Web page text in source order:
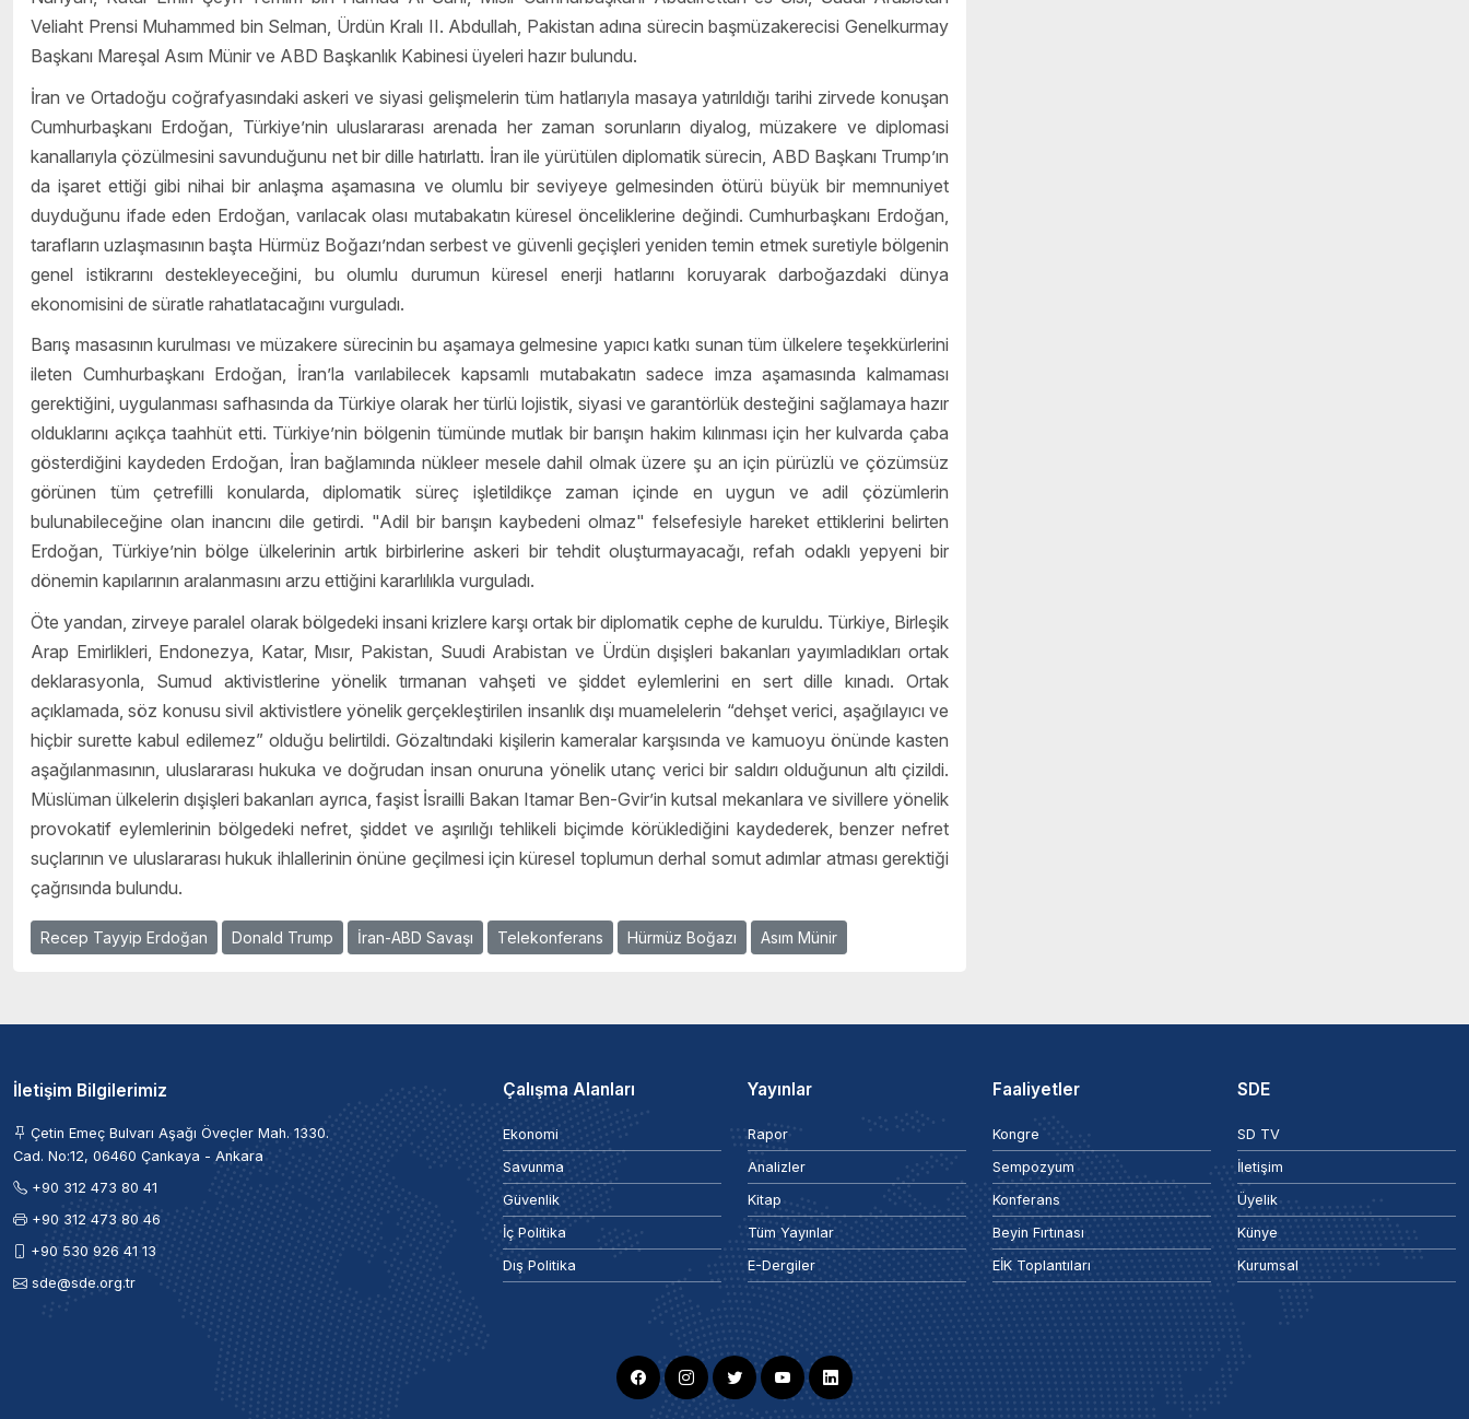
Veliaht Prensi Muhammed bin Selman, Ürdün Kralı II. Abdullah, Pakistan adına sürecin başmüzakerecisi Genelkurmay
Başkanı Mareşal Asım Münir ve ABD Başkanlık Kabinesi üyeleri hazır bulundu.
İran ve Ortadoğu coğrafyasındaki askeri ve siyasi gelişmelerin tüm hatlarıyla masaya yatırıldığı tarihi zirvede konuşan
Cumhurbaşkanı Erdoğan, Türkiye’nin uluslararası arenada her zaman sorunların diyalog, müzakere ve diplomasi
kanallarıyla çözülmesini savunduğunu net bir dille hatırlattı. İran ile yürütülen diplomatik sürecin, ABD Başkanı Trump’ın
da işaret ettiği gibi nihai bir anlaşma aşamasına ve olumlu bir seviyeye gelmesinden ötürü büyük bir memnuniyet
duyduğunu ifade eden Erdoğan, varılacak olası mutabakatın küresel önceliklerine değindi. Cumhurbaşkanı Erdoğan,
tarafların uzlaşmasının başta Hürmüz Boğazı’ndan serbest ve güvenli geçişleri yeniden temin etmek suretiyle bölgenin
genel istikrarını destekleyeceğini, bu olumlu durumun küresel enerji hatlarını koruyarak darboğazdaki dünya
ekonomisini de süratle rahatlatacağını vurguladı.
Barış masasının kurulması ve müzakere sürecinin bu aşamaya gelmesine yapıcı katkı sunan tüm ülkelere teşekkürlerini
ileten Cumhurbaşkanı Erdoğan, İran’la varılabilecek kapsamlı mutabakatın sadece imza aşamasında kalmaması
gerektiğini, uygulanması safhasında da Türkiye olarak her türlü lojistik, siyasi ve garantörlük desteğini sağlamaya hazır
olduklarını açıkça taahhüt etti. Türkiye’nin bölgenin tümünde mutlak bir barışın hakim kılınması için her kulvarda çaba
gösterdiğini kaydeden Erdoğan, İran bağlamında nükleer mesele dahil olmak üzere şu an için pürüzlü ve çözümsüz
görünen tüm çetrefilli konularda, diplomatik süreç işletildikçe zaman içinde en uygun ve adil çözümlerin
bulunabileceğine olan inancını dile getirdi. "Adil bir barışın kaybedeni olmaz" felsefesiyle hareket ettiklerini belirten
Erdoğan, Türkiye’nin bölge ülkelerinin artık birbirlerine askeri bir tehdit oluşturmayacağı, refah odaklı yepyeni bir
dönemin kapılarının aralanmasını arzu ettiğini kararlılıkla vurguladı.
Öte yandan, zirveye paralel olarak bölgedeki insani krizlere karşı ortak bir diplomatik cephe de kuruldu. Türkiye, Birleşik
Arap Emirlikleri, Endonezya, Katar, Mısır, Pakistan, Suudi Arabistan ve Ürdün dışişleri bakanları yayımladıkları ortak
deklarasyonla, Sumud aktivistlerine yönelik tırmanan vahşeti ve şiddet eylemlerini en sert dille kınadı. Ortak
açıklamada, söz konusu sivil aktivistlere yönelik gerçekleştirilen insanlık dışı muamelelerin “dehşet verici, aşağılayıcı ve
hiçbir surette kabul edilemez” olduğu belirtildi. Gözaltındaki kişilerin kameralar karşısında ve kamuoyu önünde kasten
aşağılanmasının, uluslararası hukuka ve doğrudan insan onuruna yönelik utanç verici bir saldırı olduğunun altı çizildi.
Müslüman ülkelerin dışişleri bakanları ayrıca, faşist İsrailli Bakan Itamar Ben-Gvir’in kutsal mekanlara ve sivillere yönelik
provokatif eylemlerinin bölgedeki nefret, şiddet ve aşırılığı tehlikeli biçimde körüklediğini kaydederek, benzer nefret
suçlarının ve uluslararası hukuk ihlallerinin önüne geçilmesi için küresel toplumun derhal somut adımlar atması gerektiği
çağrısında bulundu.
Recep Tayyip Erdoğan Donald Trump İran-ABD Savaşı Telekonferans Hürmüz Boğazı Asım Münir
İletişim Bilgilerimiz
Çetin Emeç Bulvarı Aşağı Öveçler Mah. 1330.
Cad. No:12, 06460 Çankaya - Ankara
+90 312 473 80 41
+90 312 473 80 46
+90 530 926 41 13
sde@sde.org.tr
Çalışma Alanları
Ekonomi
Savunma
Güvenlik
İç Politika
Dış Politika
Yayınlar
Rapor
Analizler
Kitap
Tüm Yayınlar
E-Dergiler
Faaliyetler
Kongre
Sempozyum
Konferans
Beyin Fırtınası
EİK Toplantıları
SDE
SD TV
İletişim
Üyelik
Künye
Kurumsal